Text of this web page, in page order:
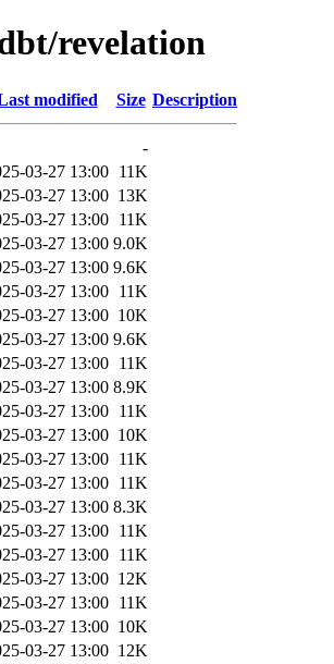
revelation
modified Size Description
-
03-27 13:00 11K
03-27 13:00 13K
03-27 13:00 11K
03-27 13:00 9.0K
03-27 13:00 9.6K
03-27 13:00 11K
03-27 13:00 10K
03-27 13:00 9.6K
03-27 13:00 11K
03-27 13:00 8.9K
03-27 13:00 11K
03-27 13:00 10K
03-27 13:00 11K
03-27 13:00 11K
03-27 13:00 8.3K
03-27 13:00 11K
03-27 13:00 11K
03-27 13:00 12K
03-27 13:00 11K
03-27 13:00 10K
03-27 13:00 12K